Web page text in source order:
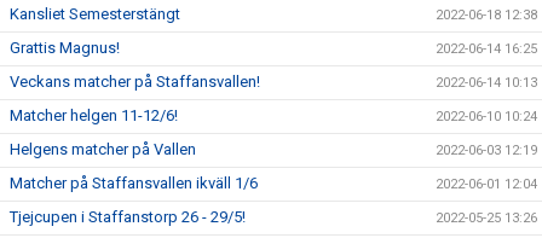
Kansliet Semesterstängt 2022-06-18 12:38
Grattis Magnus! 2022-06-14 16:25
Veckans matcher på Staffansvallen! 2022-06-14 10:13
Matcher helgen 11-12/6! 2022-06-10 10:24
Helgens matcher på Vallen 2022-06-03 12:19
Matcher på Staffansvallen ikväll 1/6 2022-06-01 12:04
Tjejcupen i Staffanstorp 26 - 29/5! 2022-05-25 13:26